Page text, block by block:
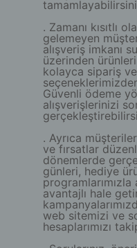
. Zamanı kısıtlı
gelemeyen
alışveriş imkanı
üzerinden
kolayca sipariş
Güvenli ödeme
alışverişlerinizi
. Ayrıca
ve fırsatlar
dönemlerde
günleri, hediye
avantajlı hale
web sitemizi ve
hesaplarımızı